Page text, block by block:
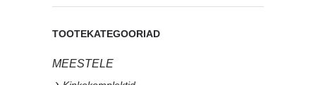
TOOTEKATEGOORIAD
MEESTELE